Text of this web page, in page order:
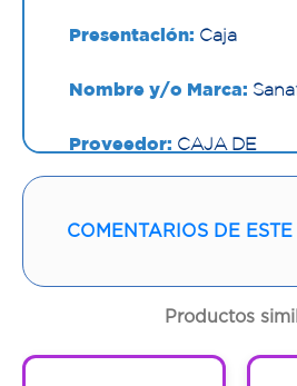
Presentación: Caja
Nombre y/o Marca:
Proveedor: CAJA DE
COMPENS.FAMILIAR DE
Vía de administración:
COMENTARIOS DE
Productos